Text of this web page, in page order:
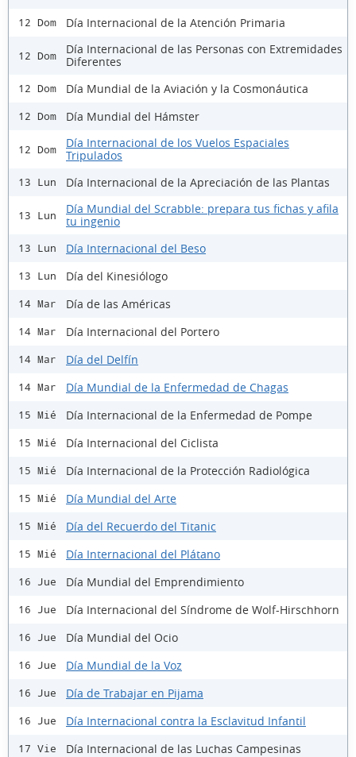
12 Dom Día Internacional de la Atención Primaria
12 Dom
Día Internacional de las Personas con Extremidades
Diferentes
12 Dom Día Mundial de la Aviación y la Cosmonáutica
12 Dom Día Mundial del Hámster
12 Dom
Día Internacional de los Vuelos Espaciales
Tripulados
13 Lun Día Internacional de la Apreciación de las Plantas
13 Lun
Día Mundial del Scrabble: prepara tus fichas y afila
tu ingenio
13 Lun Día Internacional del Beso
13 Lun Día del Kinesiólogo
14 Mar Día de las Américas
14 Mar Día Internacional del Portero
14 Mar Día del Delfín
14 Mar Día Mundial de la Enfermedad de Chagas
15 Mié Día Internacional de la Enfermedad de Pompe
15 Mié Día Internacional del Ciclista
15 Mié Día Internacional de la Protección Radiológica
15 Mié Día Mundial del Arte
15 Mié Día del Recuerdo del Titanic
15 Mié Día Internacional del Plátano
16 Jue Día Mundial del Emprendimiento
16 Jue Día Internacional del Síndrome de Wolf-Hirschhorn
16 Jue Día Mundial del Ocio
16 Jue Día Mundial de la Voz
16 Jue Día de Trabajar en Pijama
16 Jue Día Internacional contra la Esclavitud Infantil
17 Vie Día Internacional de las Luchas Campesinas